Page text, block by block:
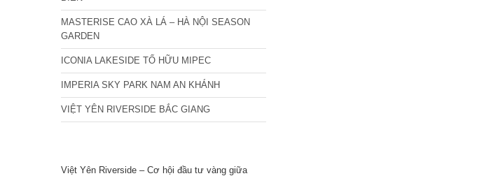
MASTERISE CAO XÀ LÁ – HÀ NỘI SEASON
GARDEN
ICONIA LAKESIDE TỐ HỮU MIPEC
IMPERIA SKY PARK NAM AN KHÁNH
VIỆT YÊN RIVERSIDE BẮC GIANG
Việt Yên Riverside – Cơ hội đầu tư vàng giữa